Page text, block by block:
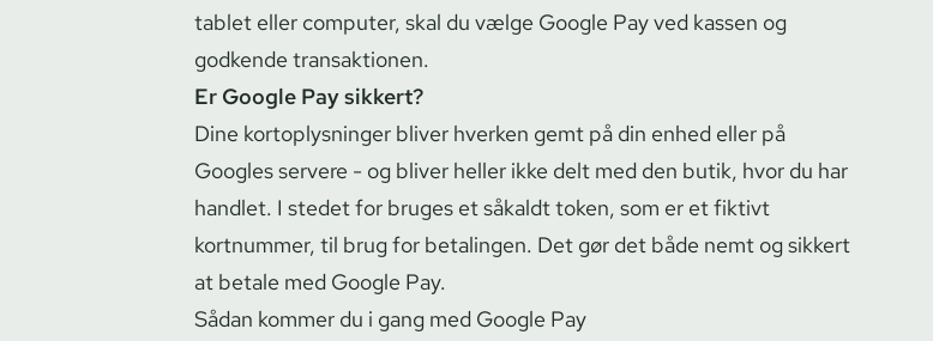
tablet eller computer, skal du vælge Google Pay ved kassen og
godkende transaktionen.
Er Google Pay sikkert?
Dine kor­top­lys­nin­ger bliver hverken gemt på din enhed eller på
Googles servere - og bliver heller ikke delt med den butik, hvor du har
handlet. I stedet for bruges et såkaldt token, som er et fiktivt
kortnummer, til brug for betalingen. Det gør det både nemt og sikkert
at betale med Google Pay.
Sådan kommer du i gang med Google Pay